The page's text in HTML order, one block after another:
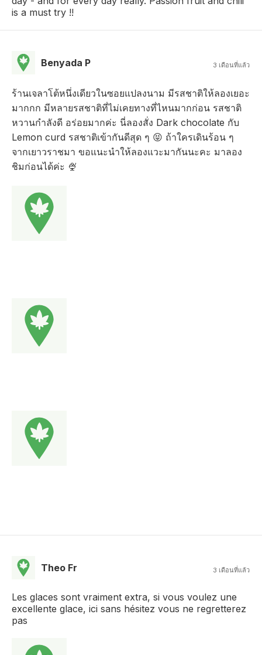
is a must try !!
Benyada P 3 เดือนที่แล้ว
ร้านเจลาโต้หนึ่งเดียวในซอยแปลงนาม มีรสชาติให้ลองเยอะ
มากกก มีหลายรสชาติที่ไม่เคยทางที่ไหนมากก่อน รสชาติ
หวานกำลังดี อร่อยมากค่ะ นี่ลองสั่ง Dark chocolate กับ
Lemon curd รสชาติเข้ากันดีสุด ๆ 😝 ถ้าใครเดินร้อน ๆ
จากเยาวราชมา ขอแนะนำให้ลองแวะมากันนะคะ มาลอง
ชิมก่อนได้ค่ะ 🍨
Theo Fr 3 เดือนที่แล้ว
Les glaces sont vraiment extra, si vous voulez une
excellente glace, ici sans hésitez vous ne regretterez
pas